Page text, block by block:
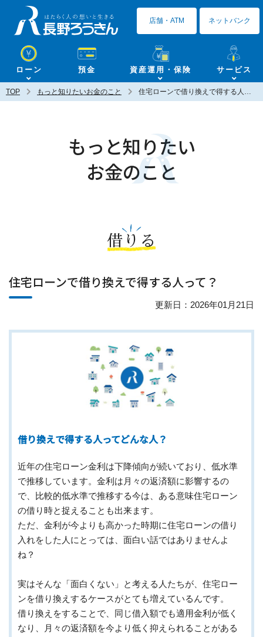
ローン 預金 資産運用・保険 サービス
店舗・ATM ネットバンク
TOP もっと知りたいお金のこと 住宅ローンで借り換えで得する人って？
もっと知りたい
お金のこと
借りる
住宅ローンで借り換えで得する人って？
更新日：2026年01月21日
借り換えで得する人ってどんな人？
近年の住宅ローン金利は下降傾向が続いており、低水準
で推移しています。金利は月々の返済額に影響するの
で、比較的低水準で推移する今は、ある意味住宅ローン
の借り時と捉えることも出来ます。
ただ、金利が今よりも高かった時期に住宅ローンの借り
入れをした人にとっては、面白い話ではありませんよ
ね？
実はそんな「面白くない」と考える人たちが、住宅ロー
ンを借り換えするケースがとても増えているんです。
借り換えをすることで、同じ借入額でも適用金利が低く
なり、月々の返済額を今より低く抑えられることがある